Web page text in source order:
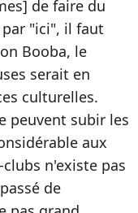
de faire du
"ici", il faut
Booba, le
serait en
culturelles.
peuvent subir les
aux
n'existe pas
de